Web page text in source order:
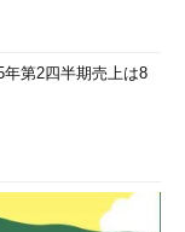
ナ州サンダーバー
取得。
第2四半期売上は8